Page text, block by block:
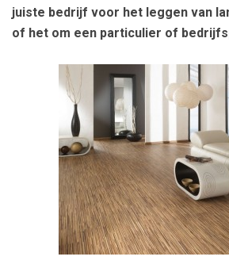
juiste bedrijf voor het leggen van
of het om een particulier of